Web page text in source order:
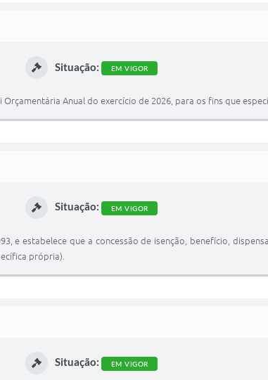
Situação: EM VIGOR
Anual do exercício de 2026, para os fins que
Situação: EM VIGOR
e estabelece que a concessão de isenção, benefício,
própria).
Situação: EM VIGOR